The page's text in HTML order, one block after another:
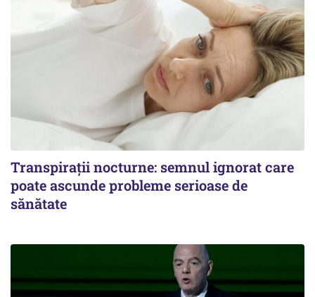
Transpirații nocturne: semnul ignorat care
poate ascunde probleme serioase de
sănătate